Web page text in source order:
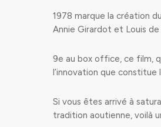
1978 marque la création
Annie Girardot et Louis de
9e au box office, ce film,
l’innovation que constitue
Si vous êtes arrivé à
tradition aoutienne, voilà